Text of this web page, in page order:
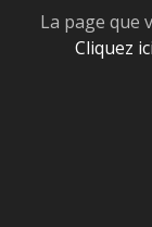
La page que
Cliquez